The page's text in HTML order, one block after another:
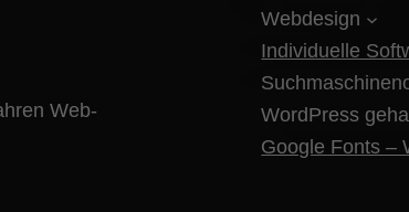
Web-
Webdesign
Individuelle
WordPress
Google Fonts –